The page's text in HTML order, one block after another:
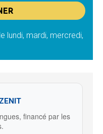
lundi, mardi, mercredi,
financé par les